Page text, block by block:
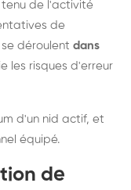
de l'activité
de
déroulent dans
les risques d'erreur
d'un nid actif, et
équipé.
de